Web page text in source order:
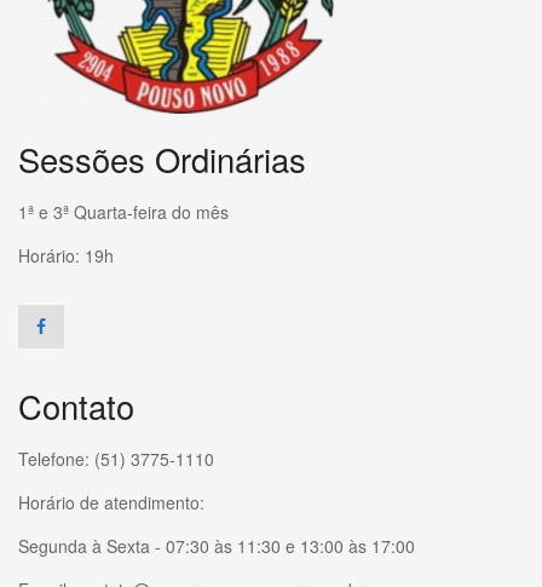
Sessões Ordinárias
1ª e 3ª Quarta-feira do mês
Horário: 19h
Contato
Telefone: (51) 3775-1110
Horário de atendimento:
Segunda à Sexta - 07:30 às 11:30 e 13:00 às 17:00